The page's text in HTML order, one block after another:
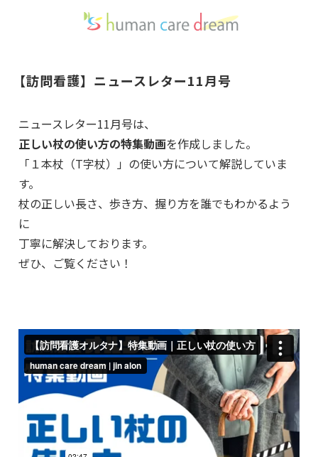
【訪問看護】ニュースレター11月号
ニュースレター11月号は、
正しい杖の使い方の特集動画を作成しました。
「１本杖（T字杖）」の使い方について解説していま
す。
杖の正しい長さ、歩き方、握り方を誰でもわかるよう
に
丁寧に解決しております。
ぜひ、ご覧ください！